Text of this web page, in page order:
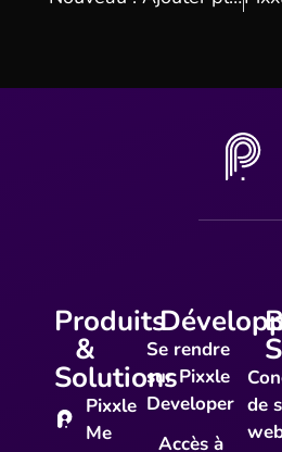
Produits
&
Solutions
Pixxle
Me
Se rendre
sur Pixxle
Developer
Accès à
de